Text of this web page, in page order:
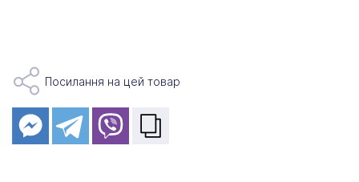
Посилання на цей товар